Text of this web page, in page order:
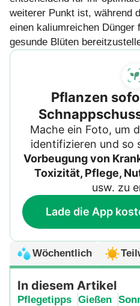
weiterer Punkt ist, während
einen kaliumreichen Dünger
gesunde Blüten
Pflanzen
Mache ein Foto, um
identifizieren und so
Vorbeugung von
Toxizität, Pflege,
usw. zu
Lade die App
Wöchentlich
In diesem Artikel
Pflegetipps Gießen